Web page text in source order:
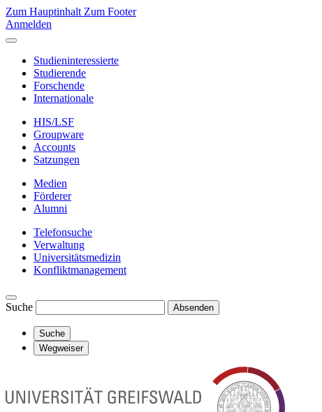
Zum Hauptinhalt Zum Footer
Anmelden
Studieninteressierte
Studierende
Forschende
Internationale
HIS/LSF
Groupware
Accounts
Satzungen
Medien
Förderer
Alumni
Telefonsuche
Verwaltung
Universitätsmedizin
Konfliktmanagement
Suche Absenden
Suche
Wegweiser